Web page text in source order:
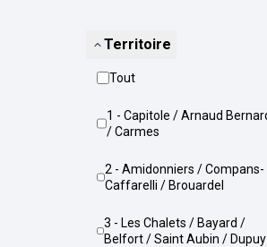
Territoire
Tout
1 - Capitole / Arnaud Bernard
/ Carmes
2 - Amidonniers / Compans-
Caffarelli / Brouardel
3 - Les Chalets / Bayard /
Belfort / Saint Aubin / Dupuy